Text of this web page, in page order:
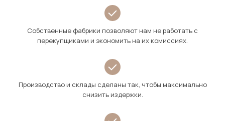
Собственные фабрики позволяют нам не работать с
перекупщиками и экономить на их комиссиях.
Производство и склады сделаны так, чтобы максимально
снизить издержки.